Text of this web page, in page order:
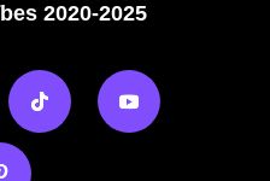
2020-2025